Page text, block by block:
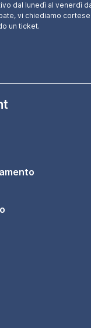
dal lunedì al venerdì
vi chiediamo
un ticket.